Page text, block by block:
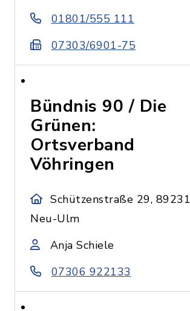
01801/555 111
07303/6901-75
Bündnis 90 / Die
Grünen:
Ortsverband
Vöhringen
Schützenstraße 29, 89231
Neu-Ulm
Anja Schiele
07306 922133